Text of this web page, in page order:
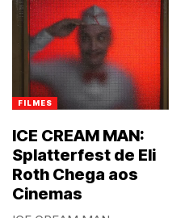
FILMES
ICE CREAM MAN:
Splatterfest de Eli
Roth Chega aos
Cinemas